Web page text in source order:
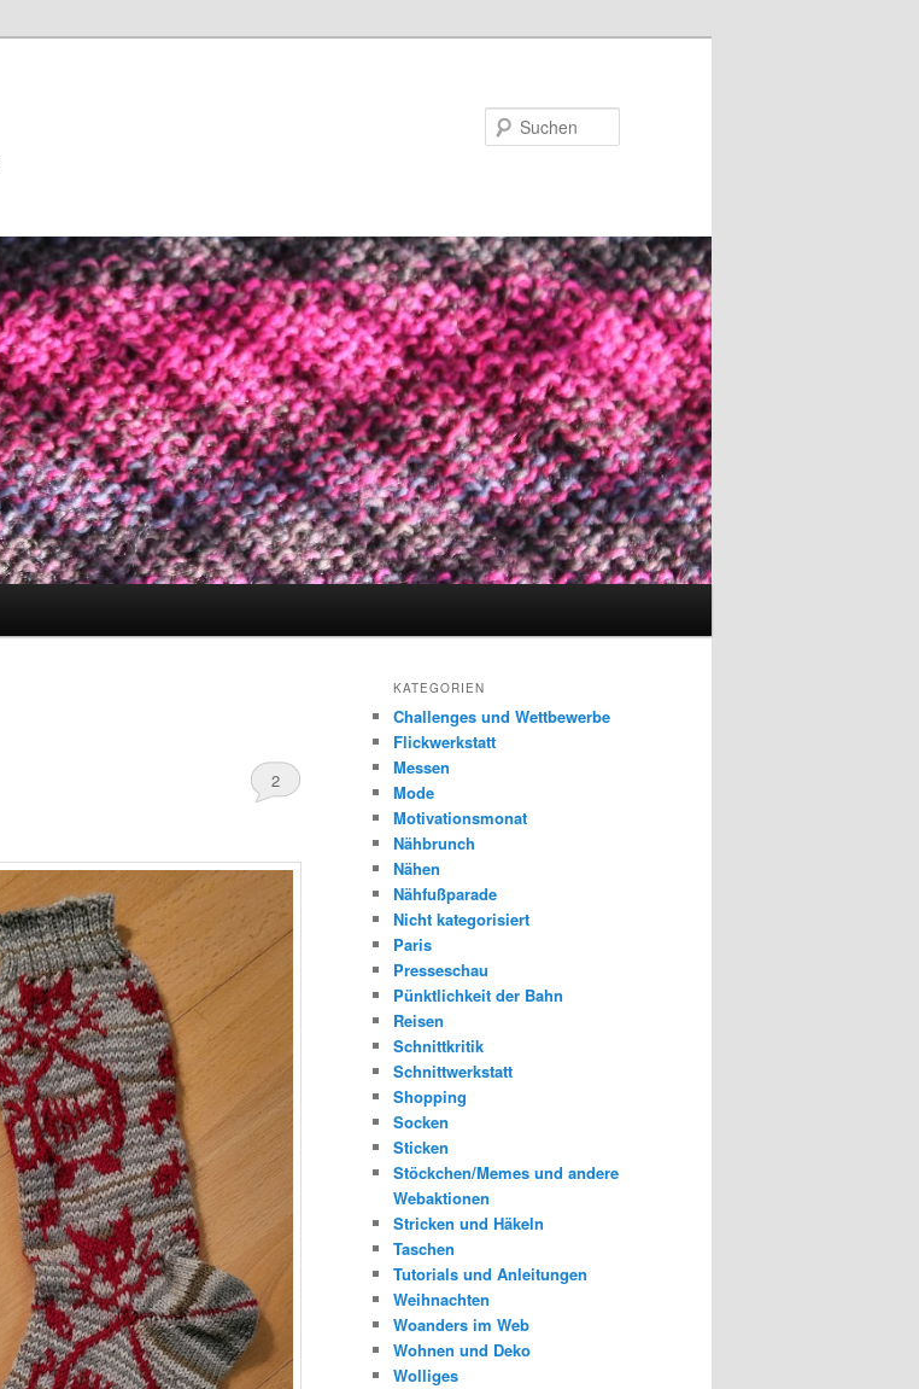
2
KATEGORIEN
Challenges und Wettbewerbe
Flickwerkstatt
Messen
Mode
Motivationsmonat
Nähbrunch
Nähen
Nähfußparade
Nicht kategorisiert
Paris
Presseschau
Pünktlichkeit der Bahn
Reisen
Schnittkritik
Schnittwerkstatt
Shopping
Socken
Sticken
Stöckchen/Memes und andere
Webaktionen
Stricken und Häkeln
Taschen
Tutorials und Anleitungen
Weihnachten
Woanders im Web
Wohnen und Deko
Wolliges